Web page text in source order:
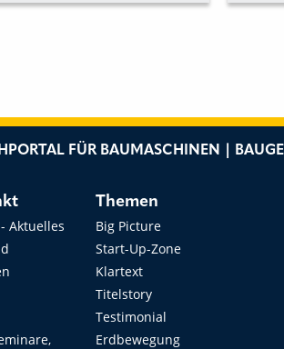
VON
FÜR BAUMASCHINEN |
Aktuelles
Themen
Big Picture
Start-Up-Zone
Klartext
Titelstory
Testimonial
Erdbewegung